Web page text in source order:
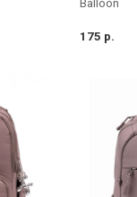
Balloon
175 р.